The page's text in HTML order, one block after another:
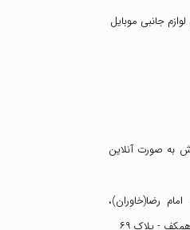
جانبی موبایل
به صورت آنلاین
رضا(خاوران)،
- پلاک ۶۹